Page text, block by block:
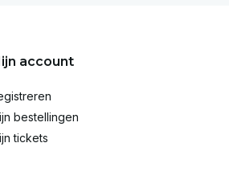
account
bestellingen
tickets